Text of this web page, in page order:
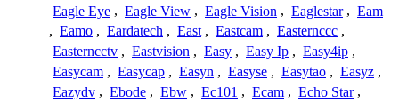
Eagle Eye , Eagle View , Eagle Vision , Eaglestar , Eam
, Eamo , Eardatech , East , Eastcam , Easternccc ,
Easterncctv , Eastvision , Easy , Easy Ip , Easy4ip ,
Easycam , Easycap , Easyn , Easyse , Easytao , Easyz ,
Eazydv , Ebode , Ebw , Ec101 , Ecam , Echo Star ,